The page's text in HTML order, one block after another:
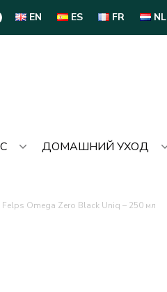
EN ES FR NL
ДОМАШНИЙ УХОД
Omega Zero Black Uniq – 250 мл